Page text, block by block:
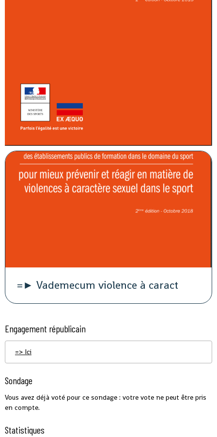
=► Vademecum violence à caract
Engagement républicain
=> Ici
Sondage
Vous avez déjà voté pour ce sondage : votre vote ne peut être pris
en compte.
Statistiques